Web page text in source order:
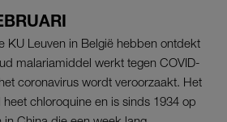
KU Leuven in België hebben ontdekt
malariamiddel werkt tegen COVID-
coronavirus wordt veroorzaakt. Het
chloroquine en is sinds 1934 op